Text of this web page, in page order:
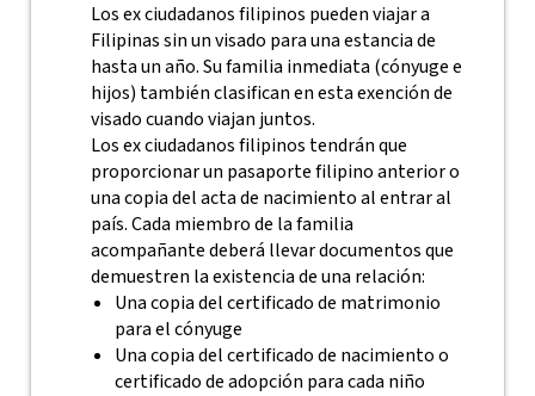
Los ex ciudadanos filipinos pueden viajar a
Filipinas sin un visado para una estancia de
hasta un año. Su familia inmediata (cónyuge e
hijos) también clasifican en esta exención de
visado cuando viajan juntos.
Los ex ciudadanos filipinos tendrán que
proporcionar un pasaporte filipino anterior o
una copia del acta de nacimiento al entrar al
país. Cada miembro de la familia
acompañante deberá llevar documentos que
demuestren la existencia de una relación:
Una copia del certificado de matrimonio
para el cónyuge
Una copia del certificado de nacimiento o
certificado de adopción para cada niño